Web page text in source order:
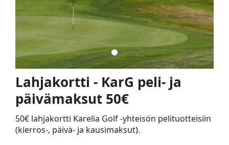
Lahjakortti - KarG peli- ja
päivämaksut 50€
50€ lahjakortti Karelia Golf -yhteisön pelituotteisiin
(kierros-, päivä- ja kausimaksut).